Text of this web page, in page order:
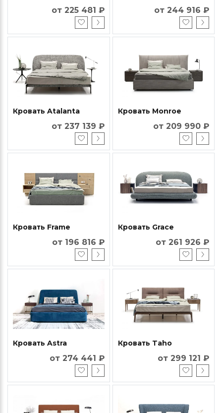
от 225 481 ₽ от 244 916 ₽
Кровать Atalanta
от 237 139 ₽
Кровать Monroe
от 209 990 ₽
Кровать Frame
от 196 816 ₽
Кровать Grace
от 261 926 ₽
Кровать Astra
от 274 441 ₽
Кровать Taho
от 299 121 ₽